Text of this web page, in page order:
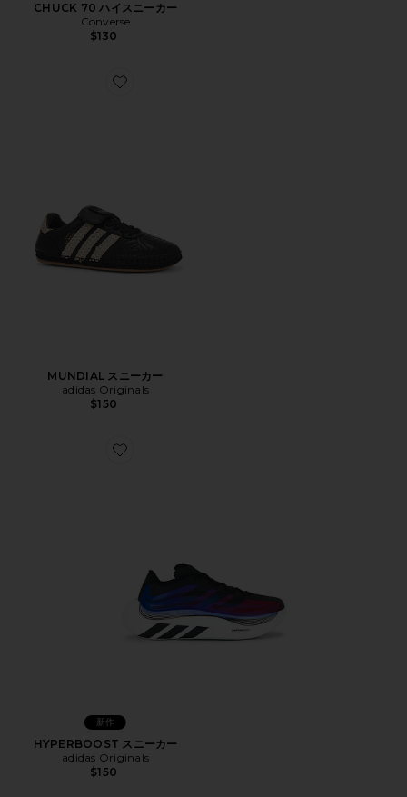
CHUCK 70 ハイスニーカー
Converse
$130
Favorite MUNDIAL スニーカー
MUNDIAL スニーカー
adidas Originals
$150
Favorite HYPERBOOST スニーカー
新作
HYPERBOOST スニーカー
adidas Originals
$150